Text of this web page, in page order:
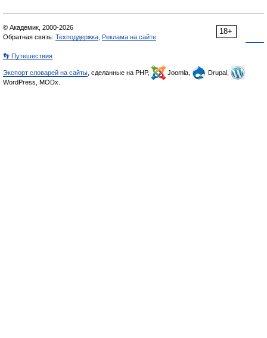
18+
© Академик, 2000-2026
Обратная связь: Техподдержка Реклама на сайте
👣 Путешествия
Экспорт словарей на сайты , сделанные на PHP, Joomla,
Drupal,
WordPress, MODx.